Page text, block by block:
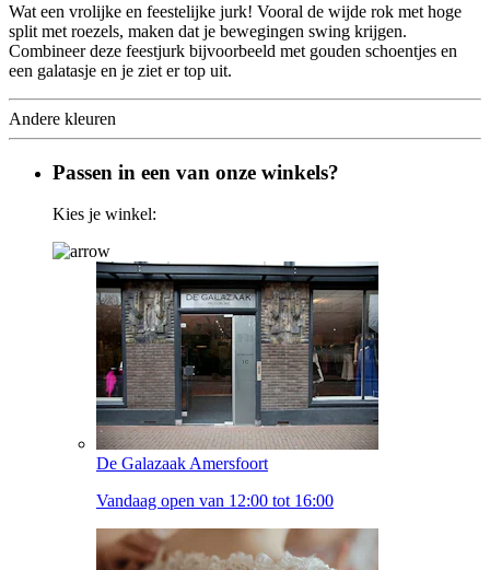
Wat een vrolijke en feestelijke jurk! Vooral de wijde rok met hoge
split met roezels, maken dat je bewegingen swing krijgen.
Combineer deze feestjurk bijvoorbeeld met gouden schoentjes en
een galatasje en je ziet er top uit.
Andere kleuren
Passen in een van onze winkels?
Kies je winkel:
De Galazaak Amersfoort
Vandaag open van 12:00 tot 16:00